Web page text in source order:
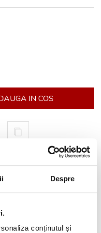
Despre
conținutul și
IN COS